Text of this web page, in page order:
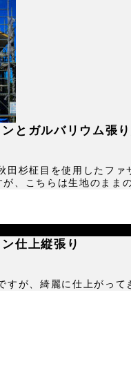
とガルバリウム張
田杉柾目を使用したフ
、こちらは生地のまま
仕上縦張り
すが、綺麗に仕上が